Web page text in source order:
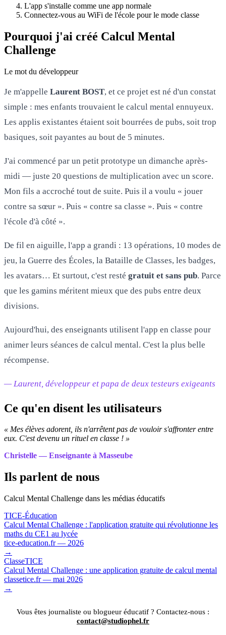
L'app s'installe comme une app normale
Connectez-vous au WiFi de l'école pour le mode classe
Pourquoi j'ai créé Calcul Mental
Challenge
Le mot du développeur
Je m'appelle Laurent BOST, et ce projet est né d'un constat
simple : mes enfants trouvaient le calcul mental ennuyeux.
Les applis existantes étaient soit bourrées de pubs, soit trop
basiques, soit payantes au bout de 5 minutes.
J'ai commencé par un petit prototype un dimanche après-
midi — juste 20 questions de multiplication avec un score.
Mon fils a accroché tout de suite. Puis il a voulu « jouer
contre sa sœur ». Puis « contre sa classe ». Puis « contre
l'école d'à côté ».
De fil en aiguille, l'app a grandi : 13 opérations, 10 modes de
jeu, la Guerre des Écoles, la Bataille de Classes, les badges,
les avatars… Et surtout, c'est resté gratuit et sans pub. Parce
que les gamins méritent mieux que des pubs entre deux
divisions.
Aujourd'hui, des enseignants utilisent l'app en classe pour
animer leurs séances de calcul mental. C'est la plus belle
récompense.
— Laurent, développeur et papa de deux testeurs exigeants
Ce qu'en disent les utilisateurs
« Mes élèves adorent, ils n'arrêtent pas de vouloir s'affronter entre
eux. C'est devenu un rituel en classe ! »
Christelle — Enseignante à Masseube
Ils parlent de nous
Calcul Mental Challenge dans les médias éducatifs
TICE-Éducation
Calcul Mental Challenge : l'application gratuite qui révolutionne les
maths du CE1 au lycée
tice-education.fr — 2026
→
ClasseTICE
Calcul Mental Challenge : une application gratuite de calcul mental
classetice.fr — mai 2026
→
Vous êtes journaliste ou blogueur éducatif ? Contactez-nous :
contact@studiophel.fr